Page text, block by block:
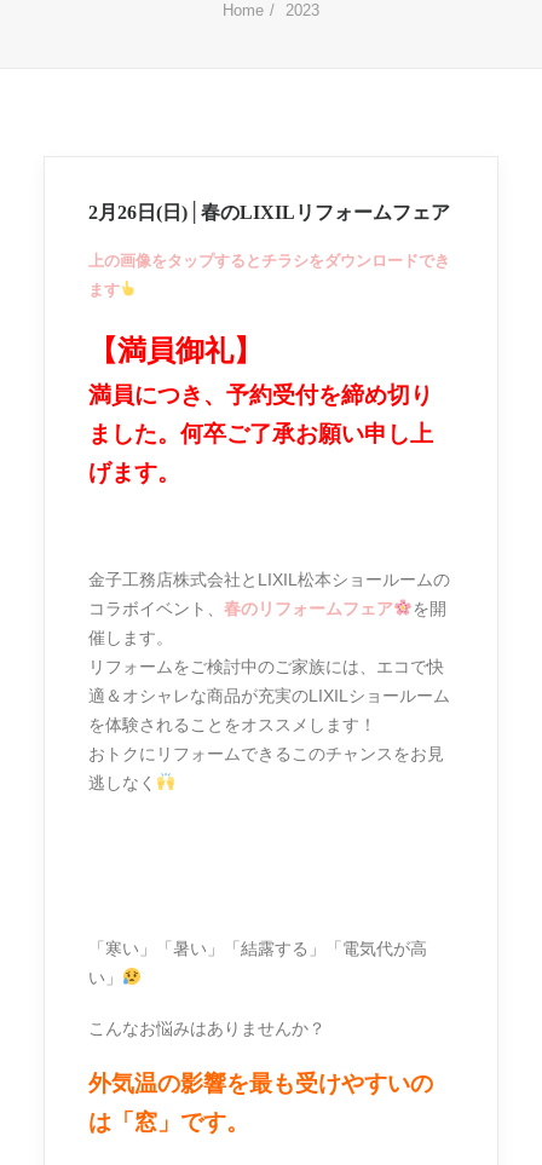
Home 2023
2月26日(日)│春のLIXILリフォームフェア
上の画像をタップするとチラシをダウンロードでき
ます
【満員御礼】
満員につき、予約受付を締め切り
ました。何卒ご了承お願い申し上
げます。
金子工務店株式会社とLIXIL松本ショールームの
コラボイベント、 春のリフォームフェア
を開
催します。
リフォームをご検討中のご家族には、エコで快
適＆オシャレな商品が充実のLIXILショールーム
を体験されることをオススメします！
おトクにリフォームできるこのチャンスをお見
逃しなく
「寒い」「暑い」「結露する」「電気代が高
い」
こんなお悩みはありませんか？
外気温の影響を最も受けやすいの
は「窓」です。